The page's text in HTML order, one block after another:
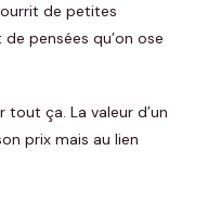
de petites
pensées qu’on ose
ça. La valeur d’un
prix mais au lien